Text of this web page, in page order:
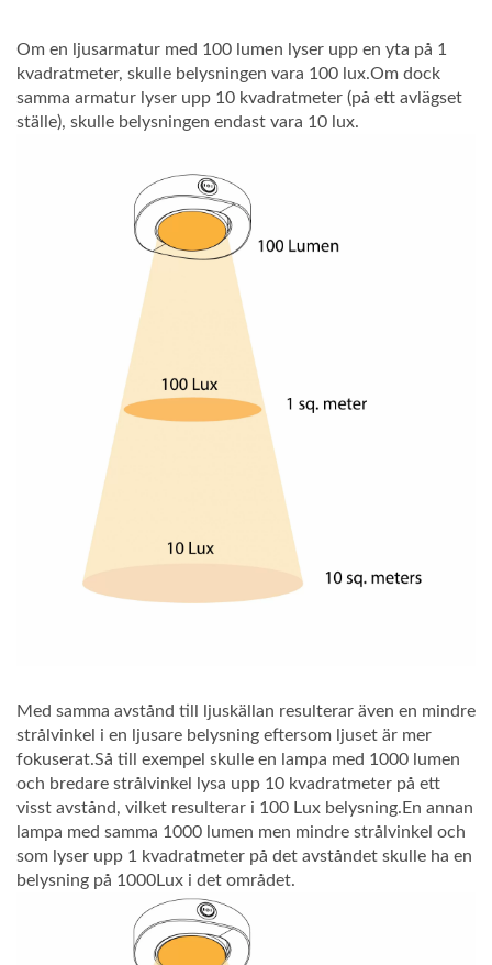
Om en ljusarmatur med 100 lumen lyser upp en yta på 1
kvadratmeter, skulle belysningen vara 100 lux.Om dock
samma armatur lyser upp 10 kvadratmeter (på ett avlägset
ställe), skulle belysningen endast vara 10 lux.
Med samma avstånd till ljuskällan resulterar även en mindre
strålvinkel i en ljusare belysning eftersom ljuset är mer
fokuserat.Så till exempel skulle en lampa med 1000 lumen
och bredare strålvinkel lysa upp 10 kvadratmeter på ett
visst avstånd, vilket resulterar i 100 Lux belysning.En annan
lampa med samma 1000 lumen men mindre strålvinkel och
som lyser upp 1 kvadratmeter på det avståndet skulle ha en
belysning på 1000Lux i det området.